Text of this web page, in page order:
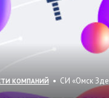
КОМПАНИЙ • СИ «Омск